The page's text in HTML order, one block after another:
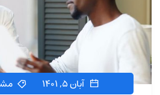
آبان ۵, ۱۴۰۱